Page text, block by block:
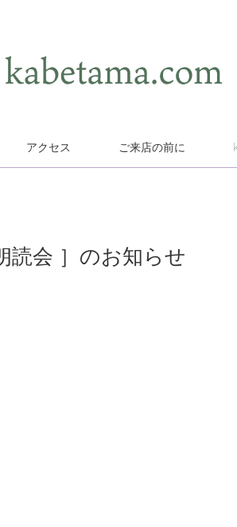
アクセス ご来店の前に
読会 ］のお知らせ